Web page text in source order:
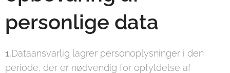
personlige data
1.Dataansvarlig lagrer personoplysninger i den
periode, der er nødvendig for opfyldelse af